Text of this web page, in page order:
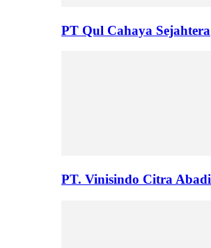
PT Qul Cahaya Sejahtera
PT. Vinisindo Citra Abadi